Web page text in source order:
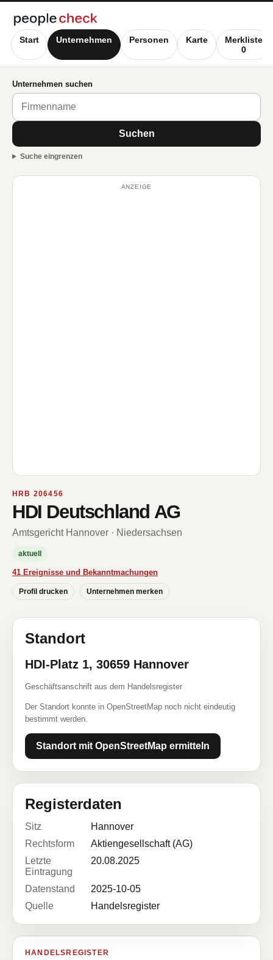
Start Unternehmen Personen Karte
Merkliste
0
Unternehmen suchen
Suchen
Suche eingrenzen
ANZEIGE
HRB 206456
HDI Deutschland AG
Amtsgericht Hannover · Niedersachsen
aktuell
41 Ereignisse und Bekanntmachungen
Profil drucken Unternehmen merken
Standort
HDI-Platz 1, 30659 Hannover
Geschäftsanschrift aus dem Handelsregister
Der Standort konnte in OpenStreetMap noch nicht eindeutig
bestimmt werden.
Standort mit OpenStreetMap ermitteln
Registerdaten
Sitz
Hannover
Rechtsform
Aktiengesellschaft (AG)
Letzte
Eintragung
20.08.2025
Datenstand
2025-10-05
Quelle
Handelsregister
HANDELSREGISTER